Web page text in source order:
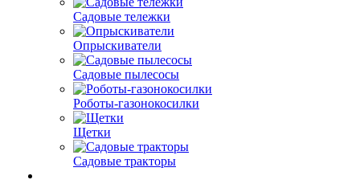
Садовые тележки
Опрыскиватели
Садовые пылесосы
Роботы-газонокосилки
Щетки
Садовые тракторы